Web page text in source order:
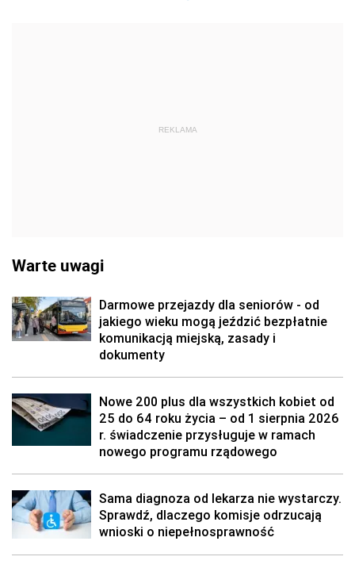
REKLAMA
Warte uwagi
Darmowe przejazdy dla seniorów - od
jakiego wieku mogą jeździć bezpłatnie
komunikacją miejską, zasady i
dokumenty
Nowe 200 plus dla wszystkich kobiet od
25 do 64 roku życia – od 1 sierpnia 2026
r. świadczenie przysługuje w ramach
nowego programu rządowego
Sama diagnoza od lekarza nie wystarczy.
Sprawdź, dlaczego komisje odrzucają
wnioski o niepełnosprawność